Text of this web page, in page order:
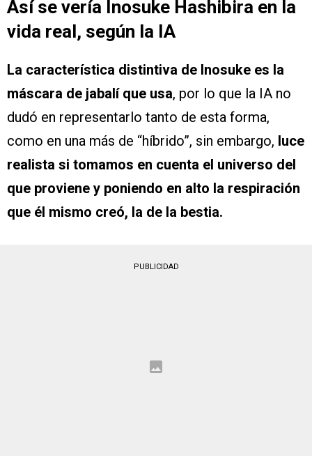
Así se vería Inosuke Hashibira en la
vida real, según la IA
La característica distintiva de Inosuke es la
máscara de jabalí que usa, por lo que la IA no
dudó en representarlo tanto de esta forma,
como en una más de “híbrido”, sin embargo, luce
realista si tomamos en cuenta el universo del
que proviene y poniendo en alto la respiración
que él mismo creó, la de la bestia.
PUBLICIDAD